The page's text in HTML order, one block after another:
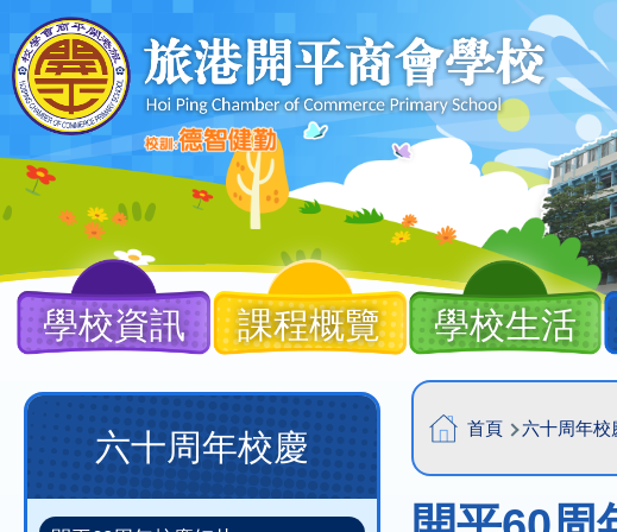
移至主內容
Main
navigation
學校資訊 課程概覽 學校生活
導
航
連
首頁 六十周年校
Main
navigation
(new)
六十周年校慶